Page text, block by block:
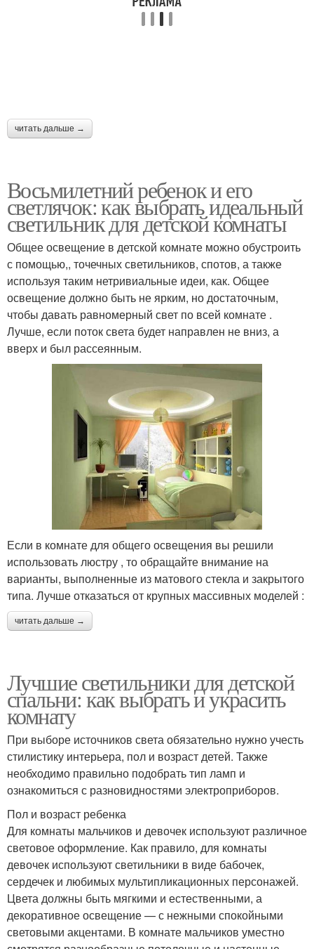
читать дальше →
Восьмилетний ребенок и его
светлячок: как выбрать идеальный
светильник для детской комнаты
Общее освещение в детской комнате можно обустроить
с помощью,, точечных светильников, спотов, а также
используя таким нетривиальные идеи, как. Общее
освещение должно быть не ярким, но достаточным,
чтобы давать равномерный свет по всей комнате .
Лучше, если поток света будет направлен не вниз, а
вверх и был рассеянным.
Если в комнате для общего освещения вы решили
использовать люстру , то обращайте внимание на
варианты, выполненные из матового стекла и закрытого
типа. Лучше отказаться от крупных массивных моделей :
читать дальше →
Лучшие светильники для детской
спальни: как выбрать и украсить
комнату
При выборе источников света обязательно нужно учесть
стилистику интерьера, пол и возраст детей. Также
необходимо правильно подобрать тип ламп и
ознакомиться с разновидностями электроприборов.
Пол и возраст ребенка
Для комнаты мальчиков и девочек используют различное
световое оформление. Как правило, для комнаты
девочек используют светильники в виде бабочек,
сердечек и любимых мультипликационных персонажей.
Цвета должны быть мягкими и естественными, а
декоративное освещение — с нежными спокойными
световыми акцентами. В комнате мальчиков уместно